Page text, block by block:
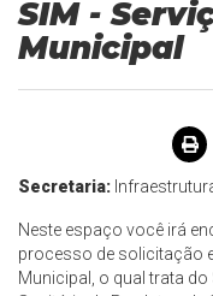
SIM -
Municipal
Secretaria:
Neste espaço você irá
processo de solicitação
Municipal, o qual trata